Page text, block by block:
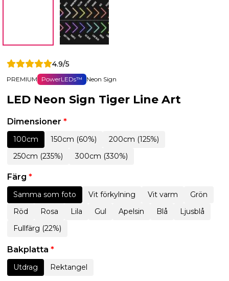
4.9/5
PREMIUM PowerLEDs™ Neon Sign
LED Neon Sign Tiger Line Art
Dimensioner *
100cm 150cm (60%)
200cm (125%)
250cm (235%)
300cm (330%)
Färg *
Samma som foto Vit förkylning Vit varm
Grön
Röd
Rosa Lila Gul Apelsin Blå
Ljusblå
Fullfärg (22%)
Bakplatta *
Utdrag Rektangel